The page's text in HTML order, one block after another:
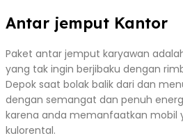
Antar jemput Kantor
Paket antar jemput karyawan
yang tak ingin berjibaku dengan
Depok saat bolak balik dari dan
dengan semangat dan penuh
karena anda memanfaatkan mobil
kulorental.